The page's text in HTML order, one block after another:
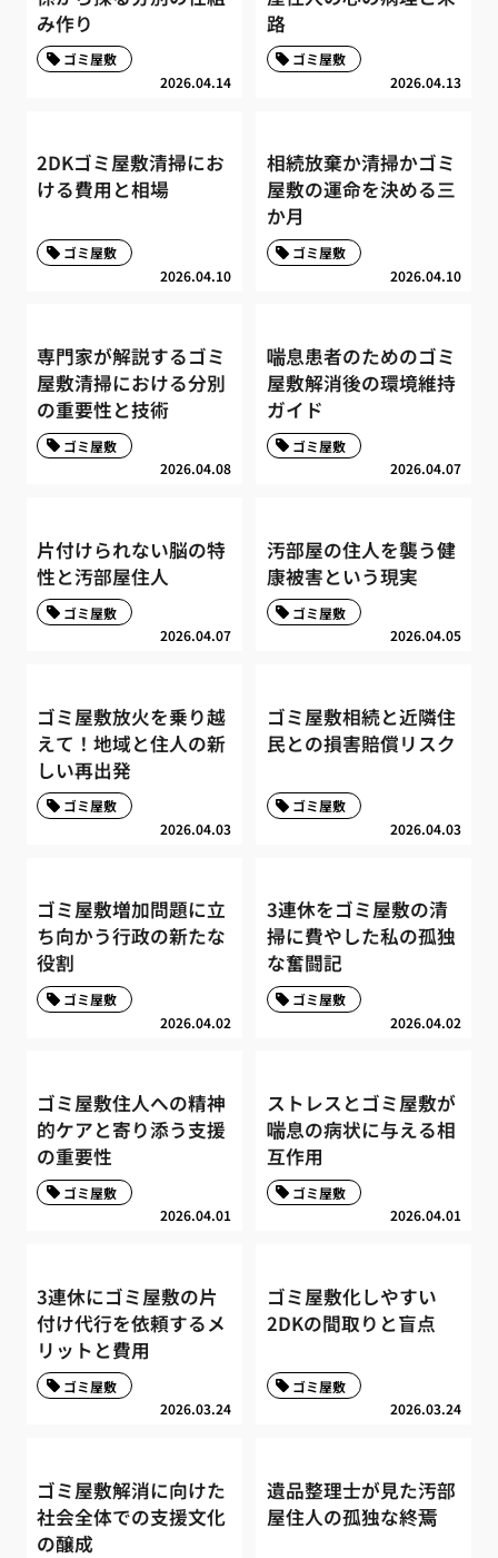
み作り
2026.04.14
ゴミ屋敷
路
2026.04.13
ゴミ屋敷
2DKゴミ屋敷清掃にお
ける費用と相場
2026.04.10
ゴミ屋敷
相続放棄か清掃かゴミ
屋敷の運命を決める三
か月
2026.04.10
ゴミ屋敷
専門家が解説するゴミ
屋敷清掃における分別
の重要性と技術
2026.04.08
ゴミ屋敷
喘息患者のためのゴミ
屋敷解消後の環境維持
ガイド
2026.04.07
ゴミ屋敷
片付けられない脳の特
性と汚部屋住人
2026.04.07
ゴミ屋敷
汚部屋の住人を襲う健
康被害という現実
2026.04.05
ゴミ屋敷
ゴミ屋敷放火を乗り越
えて！地域と住人の新
しい再出発
2026.04.03
ゴミ屋敷
ゴミ屋敷相続と近隣住
民との損害賠償リスク
2026.04.03
ゴミ屋敷
ゴミ屋敷増加問題に立
ち向かう行政の新たな
役割
2026.04.02
ゴミ屋敷
3連休をゴミ屋敷の清
掃に費やした私の孤独
な奮闘記
2026.04.02
ゴミ屋敷
ゴミ屋敷住人への精神
的ケアと寄り添う支援
の重要性
2026.04.01
ゴミ屋敷
ストレスとゴミ屋敷が
喘息の病状に与える相
互作用
2026.04.01
ゴミ屋敷
3連休にゴミ屋敷の片
付け代行を依頼するメ
リットと費用
2026.03.24
ゴミ屋敷
ゴミ屋敷化しやすい
2DKの間取りと盲点
2026.03.24
ゴミ屋敷
ゴミ屋敷解消に向けた
社会全体での支援文化
の醸成
遺品整理士が見た汚部
屋住人の孤独な終焉